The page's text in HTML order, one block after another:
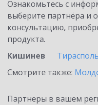
Ознакомьтесь с
выберите партнёра и
консультацию,
продукта.
Кишинев
Тирасполь
Смотрите также:
Партнеры в вашем